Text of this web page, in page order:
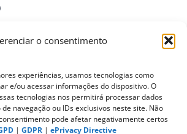
o consentimento
experiências, usamos tecnologias como
e/ou acessar informações do dispositivo. O
tecnologias nos permitirá processar dados
navegação ou IDs exclusivos neste site. Não
pode afetar negativamente certos
| GDPR | ePrivacy Directive
Directive (Diretiva ePrivacidade)
(Personal Information Protection
Documents Act)